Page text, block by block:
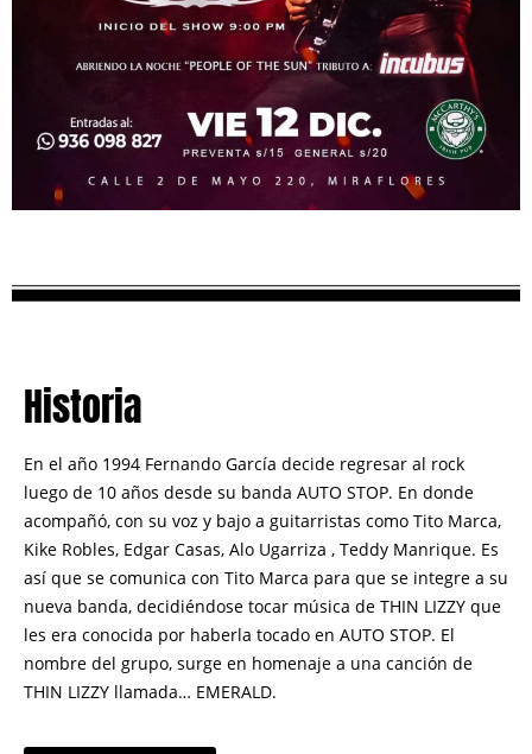
Historia
En el año 1994 Fernando García decide regresar al rock
luego de 10 años desde su banda AUTO STOP. En donde
acompañó, con su voz y bajo a guitarristas como Tito Marca,
Kike Robles, Edgar Casas, Alo Ugarriza , Teddy Manrique. Es
así que se comunica con Tito Marca para que se integre a su
nueva banda, decidiéndose tocar música de THIN LIZZY que
les era conocida por haberla tocado en AUTO STOP. El
nombre del grupo, surge en homenaje a una canción de
THIN LIZZY llamada… EMERALD.